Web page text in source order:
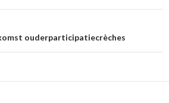
ouderparticipatiecrèches